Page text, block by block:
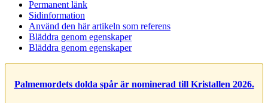
Permanent länk
Sidinformation
Använd den här artikeln som referens
Bläddra genom egenskaper
Bläddra genom egenskaper
Palmemordets dolda spår är nominerad till Kristallen 2026.